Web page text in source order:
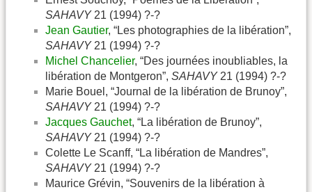
SAHAVY21 (1994) ?-?
Jean Gautier, “Les photographies de la libération”,
SAHAVY21 (1994) ?-?
Michel Chancelier, “Des journées inoubliables, la
libération de Montgeron”, SAHAVY21 (1994) ?-?
Marie Bouel, “Journal de la libération de Brunoy”,
SAHAVY21 (1994) ?-?
Jacques Gauchet, “La libération de Brunoy”,
SAHAVY21 (1994) ?-?
Colette Le Scanff, “La libération de Mandres”,
SAHAVY21 (1994) ?-?
Maurice Grévin, “Souvenirs de la libération à